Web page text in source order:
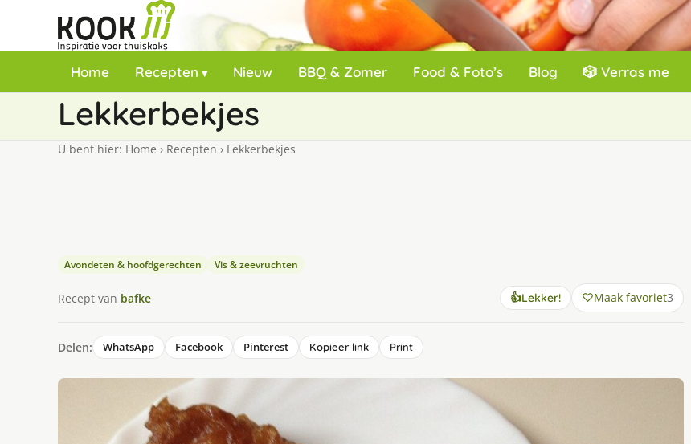
Home Recepten Nieuw BBQ & Zomer Food & Foto’s Blog 🎲 Verras me
Lekkerbekjes
U bent hier: Home › Recepten › Lekkerbekjes
Avondeten & hoofdgerechten Vis & zeevruchten
Recept van bafke 👍Lekker! Maak favoriet3
Delen: WhatsApp Facebook Pinterest Kopieer link Print